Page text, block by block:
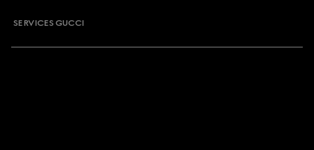
SERVICES GUCCI